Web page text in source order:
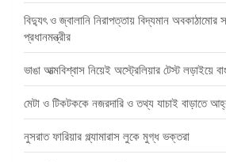
বিদ্যুৎ ও জ্বালানি নিরাপত্তায় বিদ্যমান অবকাঠামোর
প্রধানমন্ত্রীর
ভাঙা আত্মবিশ্বাস নিয়েই অস্ট্রেলিয়ার টেস্ট লড়াইয়ে
মেটা ও টিকটককে নজরদারি ও তথ্য যাচাই বাড়াতে
নুসরাত ফারিয়ার গ্ল্যামারাস লুকে মুগ্ধ ভক্তরা